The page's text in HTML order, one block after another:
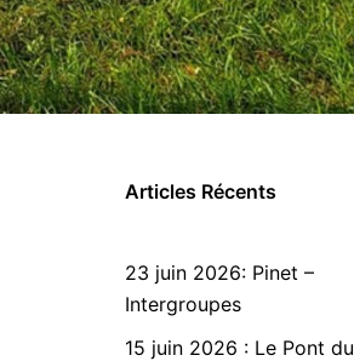
Articles Récents
23 juin 2026: Pinet –
Intergroupes
15 juin 2026 : Le Pont du